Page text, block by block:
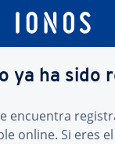
ya ha sido
encuentra
online. Si eres